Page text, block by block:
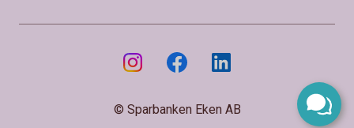
© Sparbanken Eken AB